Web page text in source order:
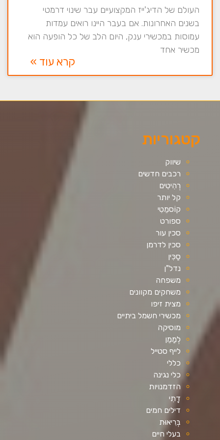
העולם של הדיג'ייז המקצועיים עבר שינוי דרמטי
בשנים האחרונות. אם בעבר היינו רואים עמדות
עמוסות במכשירי ענק, היום הלב של כל הופעה הוא
מכשיר אחד
קרא עוד »
קטגוריות
שיווק
רכבים חדשים
רְהִיטִים
קל יותר
קוֹסמֵטִי
ספורט
סכין עור
סכין לדרמן
סַכִּין
נדל"ן
משפחה
משחקים מקוונים
מצית זיפו
מכשירי חשמל ביתיים
מוסיקה
לְמַמֵן
לייף סטייל
כללי
כלי נגינה
הזדמנויות
דָתִי
דילים חמים
בְּרִיאוּת
בעלי חיים